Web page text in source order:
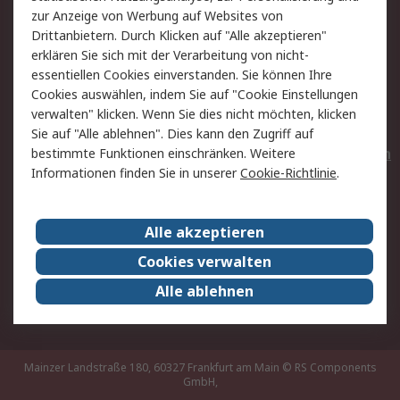
Hilfe
Privatkunden
Rechtliches
AGB
Datenschutz
Cookie-Richtlinie
Zahlungsbedingungen
Copyright/Impressum
Entsorgung
Elektrogeräte/Batterien
RS weltweit
Karriere bei RS
Nachhaltigkeit
Qualität/Umwelt/ZertifikatePresse-Center
Event-Center
Mainzer Landstraße 180, 60327 Frankfurt am Main © RS Components
GmbH,
zur Anzeige von Werbung auf Websites von
Drittanbietern. Durch Klicken auf "Alle akzeptieren"
erklären Sie sich mit der Verarbeitung von nicht-
essentiellen Cookies einverstanden. Sie können Ihre
Cookies auswählen, indem Sie auf "Cookie Einstellungen
verwalten" klicken. Wenn Sie dies nicht möchten, klicken
Sie auf "Alle ablehnen". Dies kann den Zugriff auf
bestimmte Funktionen einschränken. Weitere
Informationen finden Sie in unsererCookie-Richtlinie.
Alle akzeptieren
Cookies verwalten
Alle ablehnen